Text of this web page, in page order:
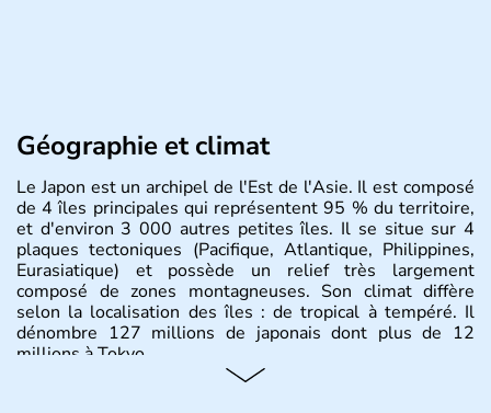
Géographie et climat
Le Japon est un archipel de l'Est de l'Asie. Il est composé
de 4 îles principales qui représentent 95 % du territoire,
et d'environ 3 000 autres petites îles. Il se situe sur 4
plaques tectoniques (Pacifique, Atlantique, Philippines,
Eurasiatique) et possède un relief très largement
composé de zones montagneuses. Son climat diffère
selon la localisation des îles : de tropical à tempéré. Il
dénombre 127 millions de japonais dont plus de 12
millions à Tokyo.